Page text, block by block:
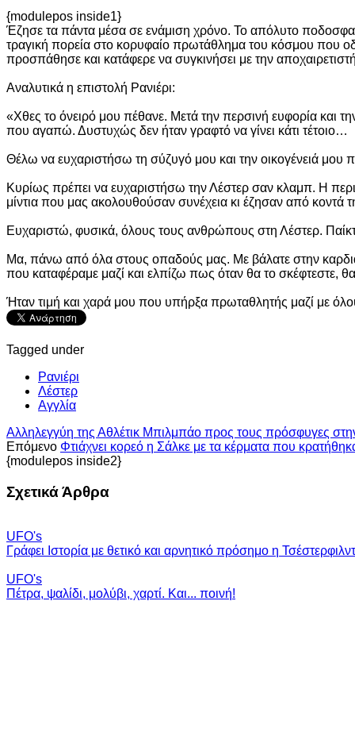
{modulepos inside1}
Έζησε τα πάντα μέσα σε ενάμιση χρόνο. Το απόλυτο
τραγική πορεία στο κορυφαίο πρωτάθλημα του κόσμου που
προσπάθησε και κατάφερε να συγκινήσει με την
Αναλυτικά η επιστολή Ρανιέρι:
«Χθες το όνειρό μου πέθανε. Μετά την περσινή ευφορία και
που αγαπώ. Δυστυχώς δεν ήταν γραφτό να γίνει κάτι τέτοιο…
Θέλω να ευχαριστήσω τη σύζυγό μου και την οικογένειά μου
Κυρίως πρέπει να ευχαριστήσω την Λέστερ σαν κλαμπ. Η
μίντια που μας ακολουθούσαν συνέχεια κι έζησαν από κοντά
Ευχαριστώ, φυσικά, όλους τους ανθρώπους στη Λέστερ.
Μα, πάνω από όλα στους οπαδούς μας. Με βάλατε στην
που καταφέραμε μαζί και ελπίζω πως όταν θα το
Ήταν τιμή και χαρά μου που υπήρξα πρωταθλητής μαζί με
Tagged under
Ρανιέρι
Λέστερ
Αγγλία
Αλληλεγγύη της Αθλέτικ Μπιλμπάο προς τους πρόσφυγες
Επόμενο Φτιάχνει κορεό η Σάλκε με τα κέρματα που
{modulepos inside2}
Σχετικά Άρθρα
UFO's
Γράφει Ιστορία με θετικό και αρνητικό πρόσημο η
UFO's
Πέτρα, ψαλίδι, μολύβι, χαρτί. Και... ποινή!